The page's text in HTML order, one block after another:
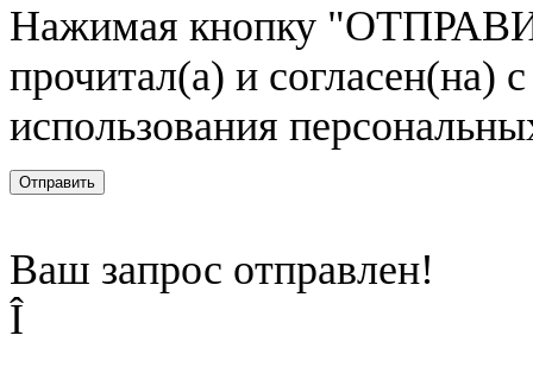
Нажимая кнопку
прочитал(а) и согласен(на)
использования
Отправить
Ваш запрос отправлен!
Î